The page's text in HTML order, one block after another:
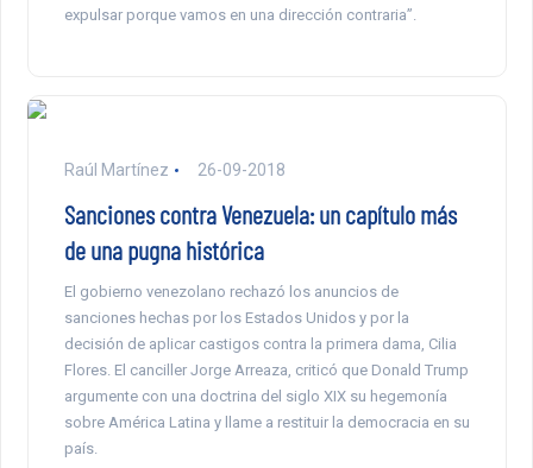
expulsar porque vamos en una dirección contraria”.
Raúl Martínez 26-09-2018
Sanciones contra Venezuela: un capítulo más
de una pugna histórica
El gobierno venezolano rechazó los anuncios de
sanciones hechas por los Estados Unidos y por la
decisión de aplicar castigos contra la primera dama, Cilia
Flores. El canciller Jorge Arreaza, criticó que Donald Trump
argumente con una doctrina del siglo XIX su hegemonía
sobre América Latina y llame a restituir la democracia en su
país.